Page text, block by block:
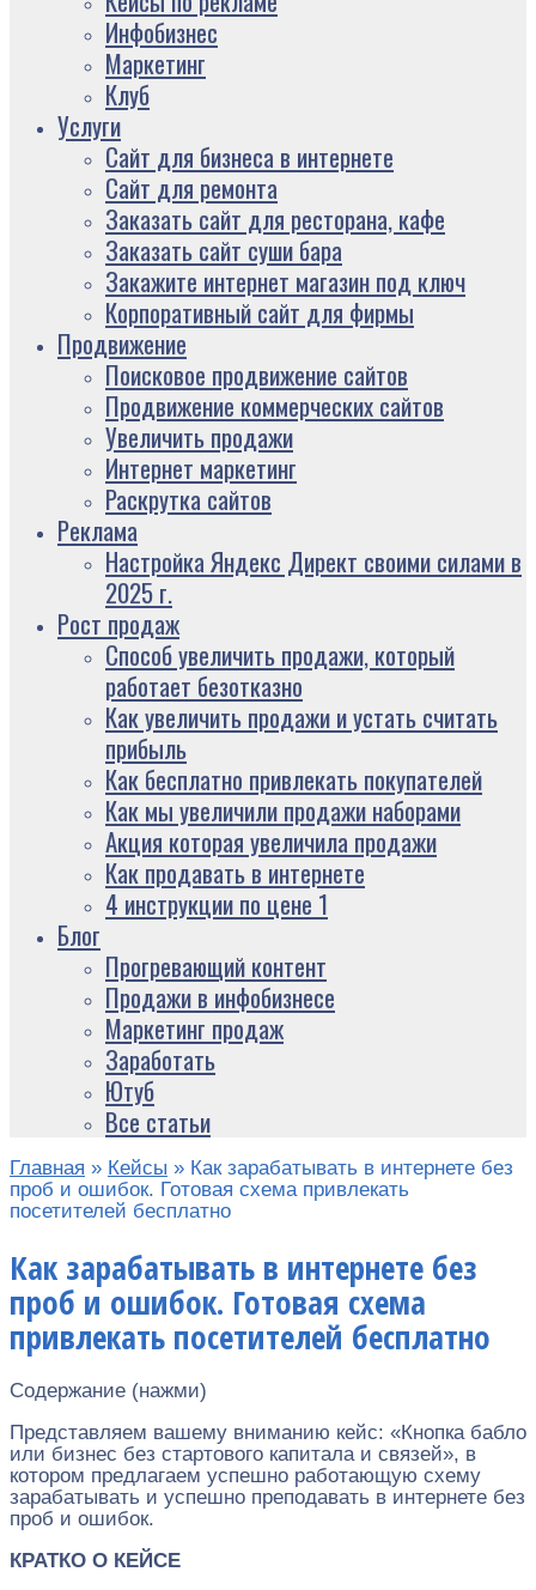
Инфобизнес
Маркетинг
Клуб
Услуги
Сайт для бизнеса в интернете
Сайт для ремонта
Заказать сайт для ресторана, кафе
Заказать сайт суши бара
Закажите интернет магазин под ключ
Корпоративный сайт для фирмы
Продвижение
Поисковое продвижение сайтов
Продвижение коммерческих сайтов
Увеличить продажи
Интернет маркетинг
Раскрутка сайтов
Реклама
Настройка Яндекс Директ своими силами в
2025 г.
Рост продаж
Способ увеличить продажи, который
работает безотказно
Как увеличить продажи и устать считать
прибыль
Как бесплатно привлекать покупателей
Как мы увеличили продажи наборами
Акция которая увеличила продажи
Как продавать в интернете
4 инструкции по цене 1
Блог
Прогревающий контент
Продажи в инфобизнесе
Маркетинг продаж
Заработать
Ютуб
Все статьи
Главная » Кейсы » Как зарабатывать в интернете без
проб и ошибок. Готовая схема привлекать
посетителей бесплатно
Как зарабатывать в интернете без
проб и ошибок. Готовая схема
привлекать посетителей бесплатно
Содержание (нажми)
Представляем вашему вниманию кейс: «Кнопка бабло
или бизнес без стартового капитала и связей», в
котором предлагаем успешно работающую схему
зарабатывать и успешно преподавать в интернете без
проб и ошибок.
КРАТКО О КЕЙСЕ